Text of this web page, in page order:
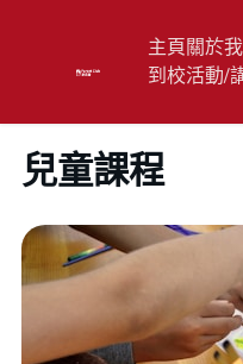
主頁關於
到校活動/
兒童課程